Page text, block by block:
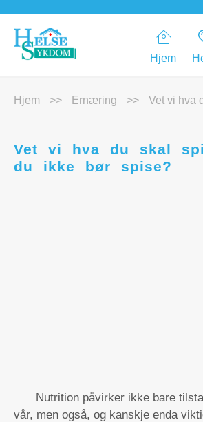
Hjem
Hjem >> Ernæring >> Vet vi hva du skal
Vet vi hva du skal
du ikke bør spise?
Nutrition påvirker ikke bare
vår, men også, og kanskje enda